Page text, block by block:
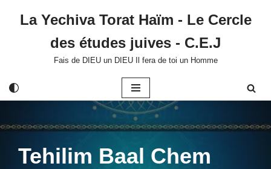
La Yechiva Torat Haïm - Le Cercle
des études juives - C.E.J
Fais de DIEU un DIEU Il fera de toi un Homme
Tehilim Baal Chem